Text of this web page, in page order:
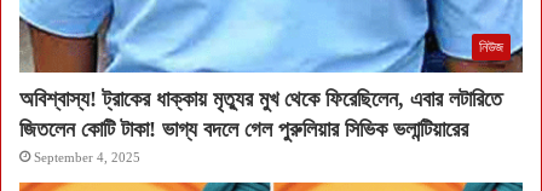
নিউজ
অবিশ্বাস্য! ট্রাকের ধাক্কায় মৃত্যুর মুখ থেকে ফিরেছিলেন, এবার লটারিতে
জিতলেন কোটি টাকা! ভাগ্য বদলে গেল পুরুলিয়ার সিভিক ভলান্টিয়ারের
September 4, 2025